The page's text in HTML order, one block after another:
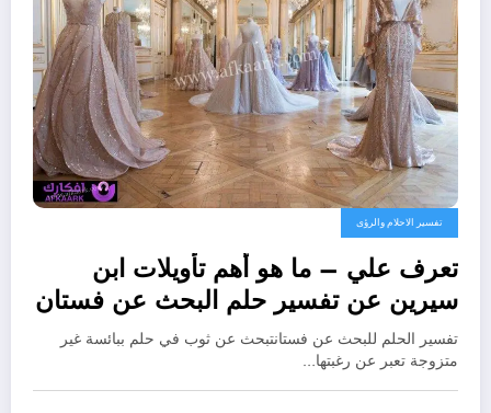
تفسير الاحلام والرؤى
تعرف علي – ما هو أهم تأويلات ابن
سيرين عن تفسير حلم البحث عن فستان
لابن سيرين؟ – بالتفصيل
تفسير الحلم للبحث عن فستانتبحث عن ثوب في حلم ببائسة غير
متزوجة تعبر عن رغبتها…